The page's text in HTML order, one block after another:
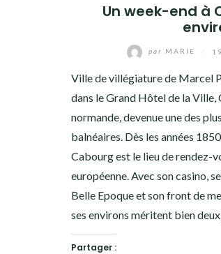
Un week-end à
par MARIE
Ville de villégiature de Marcel
dans le Grand Hôtel de la Ville,
normande, devenue une des
balnéaires. Dès les années
Cabourg est le lieu de rendez-
européenne. Avec son casino,
Belle Epoque et son front de
ses environs méritent bien
Partager :